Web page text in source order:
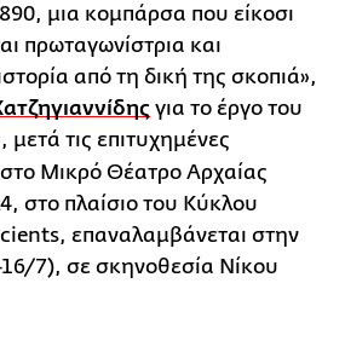
μια κομπάρσα που είκοσι
πρωταγωνίστρια και
από τη δική της σκοπιά»,
για το έργο του
μετά τις επιτυχημένες
Μικρό Θέατρο Αρχαίας
στο πλαίσιο του Κύκλου
επαναλαμβάνεται στην
7), σε σκηνοθεσία Νίκου